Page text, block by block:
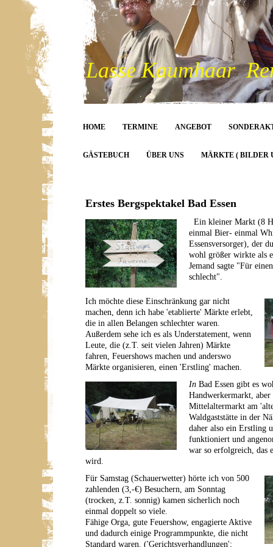
Lasse Kaumhaar
HOME TERMINE ANGEBOT
GÄSTEBUCH ÜBER UNS MÄRKTE ( BILDER
Erstes Bergspektakel Bad Essen
Ein kleiner Markt (8
einmal Bier- einmal
Essensversorger), der
wohl größer wirkte als
Jemand sagte "Für
schlecht".
Ich möchte diese Einschränkung gar nicht
machen, denn ich habe 'etablierte' Märkte erlebt,
die in allen Belangen schlechter waren.
Außerdem sehe ich es als Understatement, wenn
Leute, die (z.T. seit vielen Jahren) Märkte
fahren, Feuershows machen und anderswo
Märkte organisieren, einen 'Erstling' machen.
In Bad Essen gibt es
Handwerkermarkt, aber
Mittelaltermarkt am
Waldgaststätte in der
daher also ein Erstling
funktioniert und
war so erfolgreich, das
wird.
Für Samstag (Schauerwetter) hörte ich von 500
zahlenden (3,-€) Besuchern, am Sonntag
(trocken, z.T. sonnig) kamen sicherlich noch
einmal doppelt so viele.
Fähige Orga, gute Feuershow, engagierte Aktive
und dadurch einige Programmpunkte, die nicht
Standard waren. ('Gerichtsverhandlungen';